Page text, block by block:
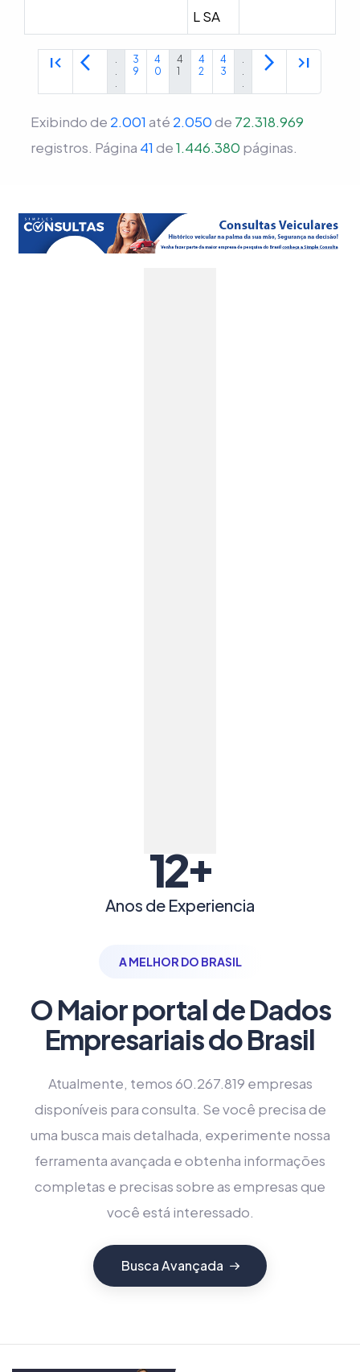
L SA
first_page arrow_back_ios
.
.
.
3
9
4
0
4
1
4
2
4
3
.
.
.
arrow_forward_ios last_page
Exibindo de 2.001 até 2.050de 72.318.969
registros. Página 41 de1.446.380 páginas.
12+
Anos de Experiencia
A MELHOR DO BRASIL
O Maior portal de Dados
Empresariais do Brasil
Atualmente, temos 60.267.819 empresas
disponíveis para consulta. Se você precisa de
uma busca mais detalhada, experimente nossa
ferramenta avançada e obtenha informações
completas e precisas sobre as empresas que
você está interessado.
Busca Avançada